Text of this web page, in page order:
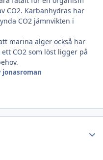
CO2. Karbanhydras har
CO2 jämnvikten i
marina alger också har
CO2 som löst ligger på
jonasroman